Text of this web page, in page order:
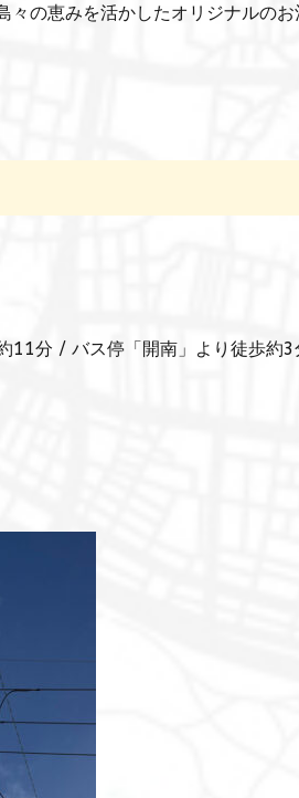
々の恵みを活かしたオリジナルの
11分 / バス停「開南」より徒歩約3